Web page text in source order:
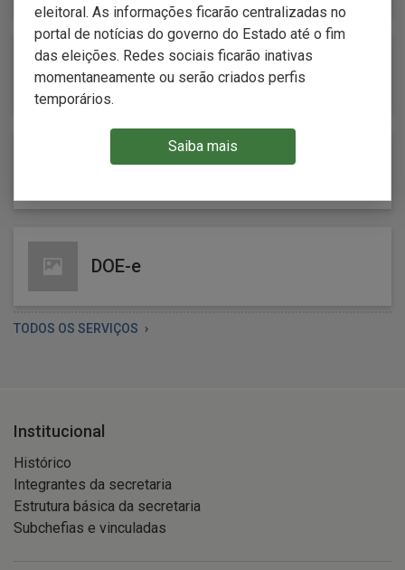
eleitoral. As informações ficarão centralizadas no
portal de notícias do governo do Estado até o fim
das eleições. Redes sociais ficarão inativas
momentaneamente ou serão criados perfis
temporários.
Saiba mais
Perguntas frequentes
Formulários - Estatais (Decreto
DOE-e
TODOS OS SERVIÇOS
Institucional
Histórico
Integrantes da secretaria
Estrutura básica da secretaria
Subchefias e vinculadas